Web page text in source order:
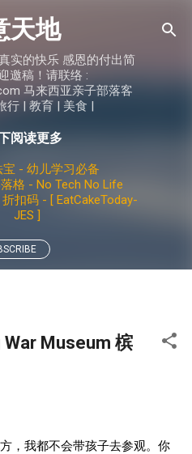
content
天地
实的快乐 感恩的付出简
邀稿！请联络 :
马来西亚亲子部落客
行 | 教育 | 美食 |
阅读更多
- 幼儿学习必备
格 - No Tech No Life
扣码 - [ EatCakeToday-
JES ]
Museum 槟
，我都不会带孩子去参观。你